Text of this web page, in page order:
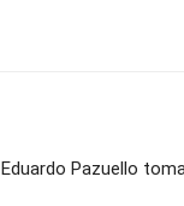
Eduardo Pazuello